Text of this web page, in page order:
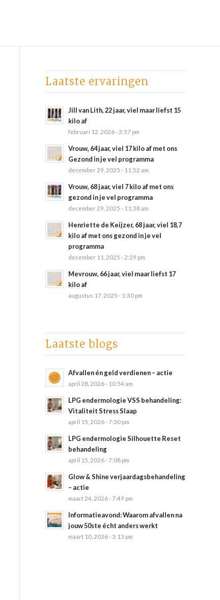
Laatste ervaringen
Jill van Lith, 22 jaar, viel maar liefst 15
kilo af
februari 12, 2026 - 3:57 pm
Vrouw, 64 jaar, viel 17 kilo af met ons
Gezond in je vel programma
december 29, 2025 - 11:52 am
Vrouw, 68 jaar, viel 7 kilo af met ons
gezond in je vel programma
december 29, 2025 - 11:38 am
Henriette de Keijzer, 68 jaar, viel 18,7
kilo af met ons gezond in je vel
programma
december 11, 2025 - 2:29 pm
Mevrouw, 66 jaar, viel maar liefst 17
kilo af
augustus 17, 2025 - 1:30 pm
Laatste blogs
Afvallen én geld verdienen – actie
april 28, 2026 - 10:54 am
LPG endermologie VSS behandeling:
Vitaliteit Stress Slaap
april 15, 2026 - 7:30 pm
LPG endermologie Silhouette Reset
behandeling
april 15, 2026 - 7:08 pm
Glow & Shine verjaardagsbehandeling
– actie
maart 24, 2026 - 7:49 pm
Informatieavond: Waarom afvallen na
jouw 50ste écht anders werkt
maart 10, 2026 - 3:13 pm